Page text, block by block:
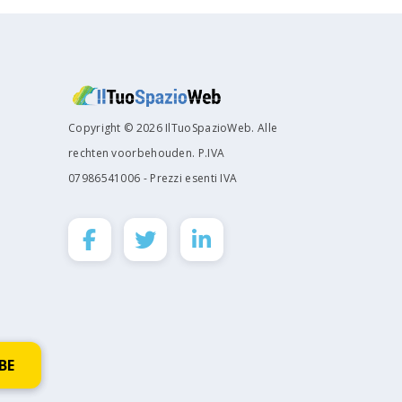
Copyright © 2026 IlTuoSpazioWeb. Alle
rechten voorbehouden. P.IVA
07986541006 - Prezzi esenti IVA